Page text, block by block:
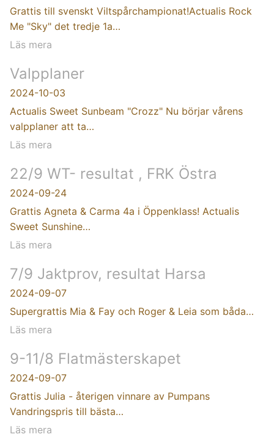
Grattis till svenskt Viltspårchampionat!Actualis Rock
Me "Sky" det tredje 1a…
Läs mera
Valpplaner
2024-10-03
Actualis Sweet Sunbeam "Crozz" Nu börjar vårens
valpplaner att ta…
Läs mera
22/9 WT- resultat , FRK Östra
2024-09-24
Grattis Agneta & Carma 4a i Öppenklass! Actualis
Sweet Sunshine…
Läs mera
7/9 Jaktprov, resultat Harsa
2024-09-07
Supergrattis Mia & Fay och Roger & Leia som båda…
Läs mera
9-11/8 Flatmästerskapet
2024-09-07
Grattis Julia - återigen vinnare av Pumpans
Vandringspris till bästa…
Läs mera